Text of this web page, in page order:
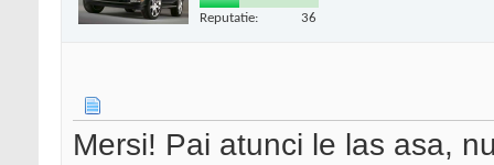
Reputatie: 36
Mersi! Pai atunci le las asa,